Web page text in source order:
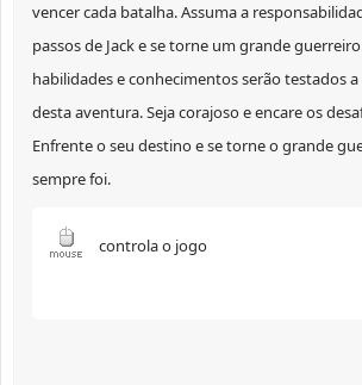
vencer cada batalha. Assuma a
passos de Jack e se torne um grande
habilidades e conhecimentos serão testados
desta aventura. Seja corajoso e encare os
Enfrente o seu destino e se torne o grande
sempre foi.
controla o jogo